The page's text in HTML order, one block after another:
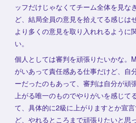
ッフだけじゃなくてチーム全体を見な
ど、結局全員の意見を拾えてる感じは
より多くの意見を取り入れれるように
い。
個人としては審判を頑張りたいかな。
がいあって責任感ある仕事だけど、自
ーだったのもあって、審判は自分が頑
上がる唯一のものでやりがいを感じて
て、具体的に2級に上がりますとか宣
ど、やれるところまで頑張りたいと思っ